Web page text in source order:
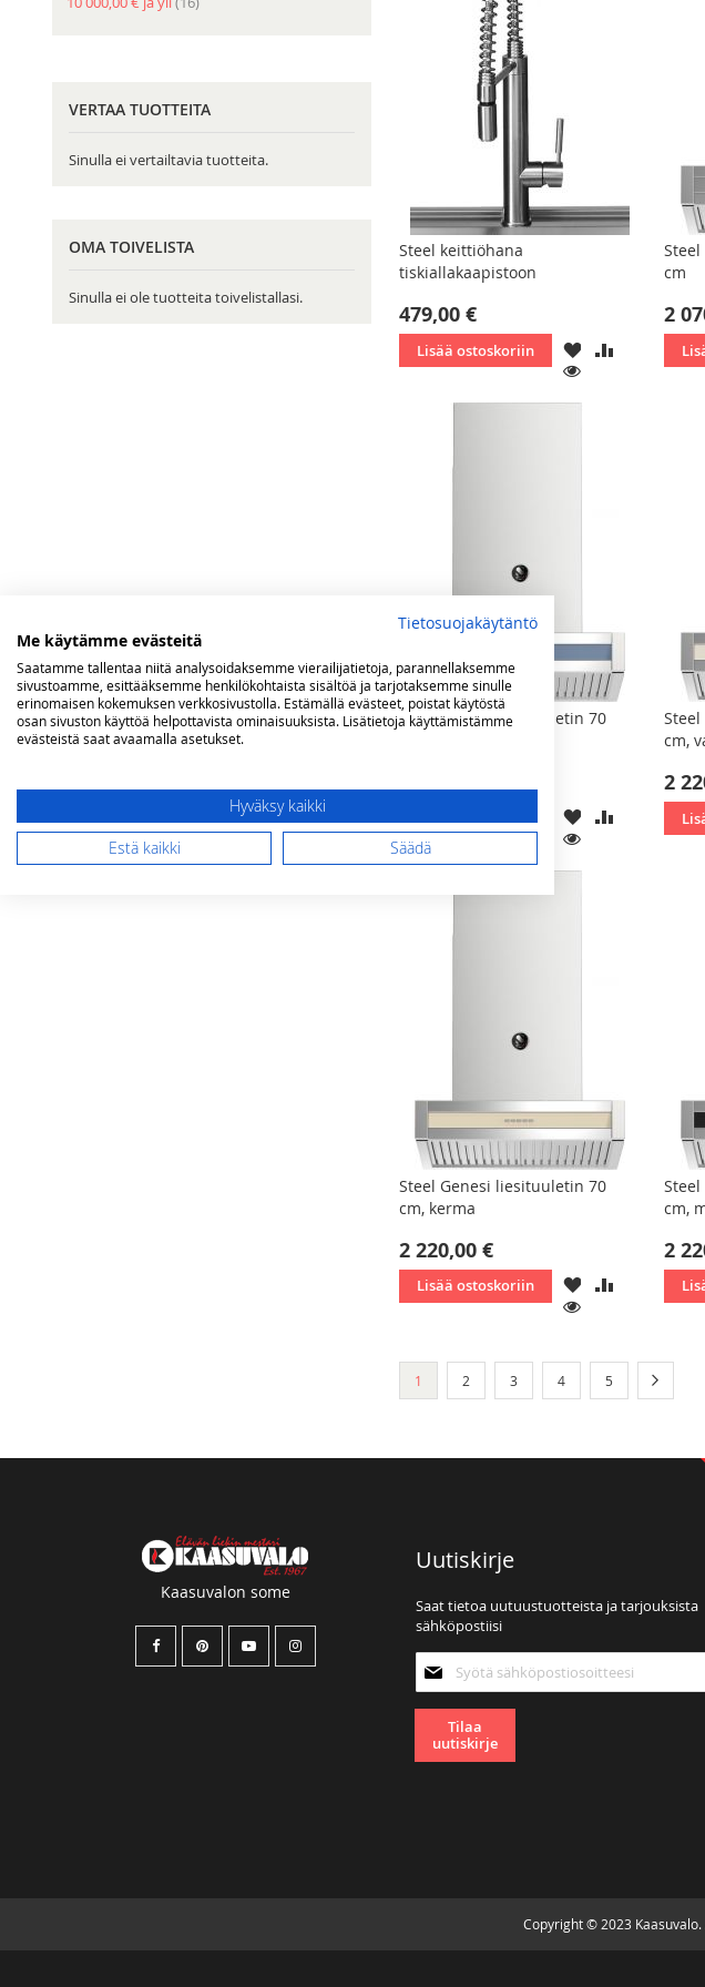
Steel keittiöhana
tiskiallakaapistoon
479,00 €
Lisää ostoskoriin
LISÄÄ
TOIVELISTAAN
LISÄÄ
KATSO
cm
2
Steel Genesi liesituuletin 70
2 220,00 €
LISÄÄ
TOIVELISTAAN
LISÄÄ
KATSO
cm,
2
Steel Genesi liesituuletin 70
cm, kerma
2 220,00 €
Lisää ostoskoriin
LISÄÄ
TOIVELISTAAN
LISÄÄ
KATSO
cm,
2
You're currently reading page
1 Sivu
2 Sivu
3 Sivu
4 Sivu
5
VERTAA TUOTTEITA
Sinulla ei vertailtavia tuotteita.
OMA TOIVELISTA
Sinulla ei ole tuotteita toivelistallasi.
Kaasuvalon some
Uutiskirje
Saat tietoa uutuustuotteista ja tarjouksista
sähköpostiisi
uutiskirjeemme:
Tilaa
uutiskirje
Copyright © 2023
Tietosuojakäytäntö
Me käytämme evästeitä
Saatamme tallentaa niitä analysoidaksemme vierailijatietoja, parannellaksemme
sivustoamme, esittääksemme henkilökohtaista sisältöä ja tarjotaksemme sinulle
erinomaisen kokemuksen verkkosivustolla. Estämällä evästeet, poistat käytöstä
osan sivuston käyttöä helpottavista ominaisuuksista. Lisätietoja käyttämistämme
evästeistä saat avaamalla asetukset.
Hyväksy kaikki
Estä kaikki Säädä